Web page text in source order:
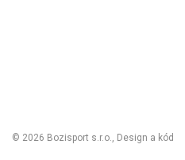
© 2026 Bozisport s.r.o., Design a kód